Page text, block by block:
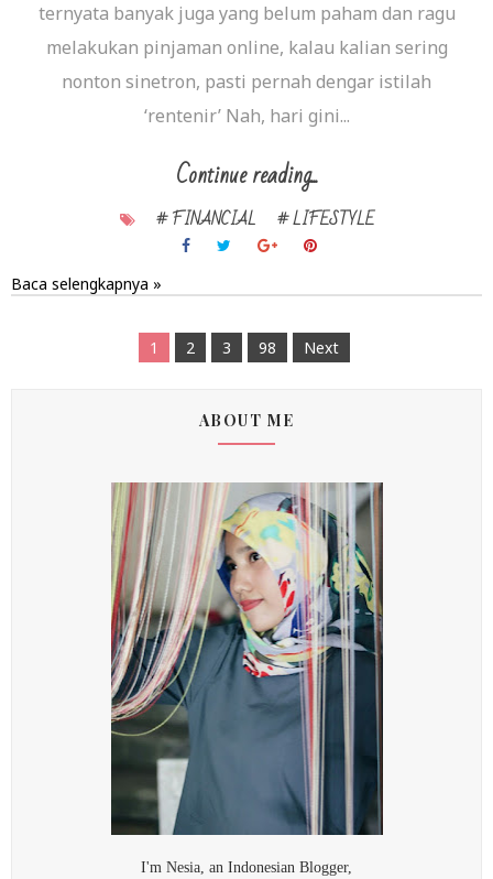
ternyata banyak juga yang belum paham dan ragu
melakukan pinjaman online, kalau kalian sering
nonton sinetron, pasti pernah dengar istilah
‘rentenir’ Nah, hari gini...
Continue reading...
# FINANCIAL # LIFESTYLE
Baca selengkapnya »
1 2 3 98 Next
ABOUT ME
I'm Nesia, an Indonesian Blogger,